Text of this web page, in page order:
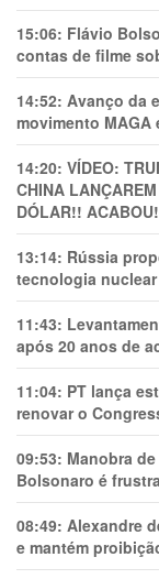
15:06: Flávio
contas de filme
14:52: Avanço da
movimento MAGA
14:20: VÍDEO:
CHINA
DÓLAR!!
13:14: Rússia
tecnologia
11:43:
após 20 anos de
11:04: PT lança
renovar o
09:53: Manobra
Bolsonaro é
08:49: Alexandre
e mantém